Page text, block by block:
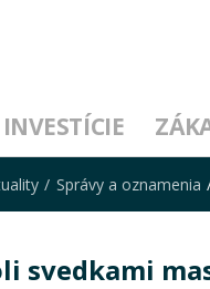
INVESTÍCIE
Správy a oznamenia
svedkami